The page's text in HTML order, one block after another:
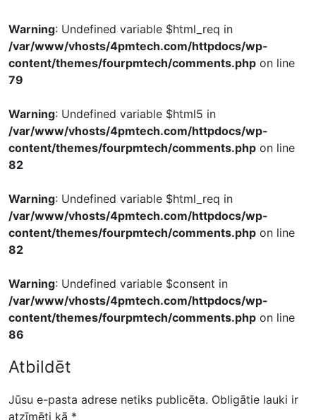
Warning: Undefined variable $html_req in
/var/www/vhosts/4pmtech.com/httpdocs/wp-
content/themes/fourpmtech/comments.php on line
79
Warning: Undefined variable $html5 in
/var/www/vhosts/4pmtech.com/httpdocs/wp-
content/themes/fourpmtech/comments.php on line
82
Warning: Undefined variable $html_req in
/var/www/vhosts/4pmtech.com/httpdocs/wp-
content/themes/fourpmtech/comments.php on line
82
Warning: Undefined variable $consent in
/var/www/vhosts/4pmtech.com/httpdocs/wp-
content/themes/fourpmtech/comments.php on line
86
Atbildēt
Jūsu e-pasta adrese netiks publicēta. Obligātie lauki ir
atzīmēti kā *